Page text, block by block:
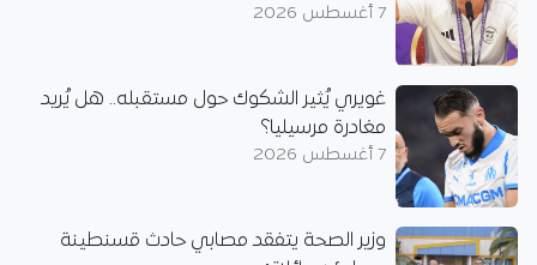
7 أغسطس 2026
غويري يُثير الشكوك حول مستقبله.. هل يُريد
مغادرة مرسيليا؟
7 أغسطس 2026
وزير الصحة يتفقد مصابي حادث قسنطينة